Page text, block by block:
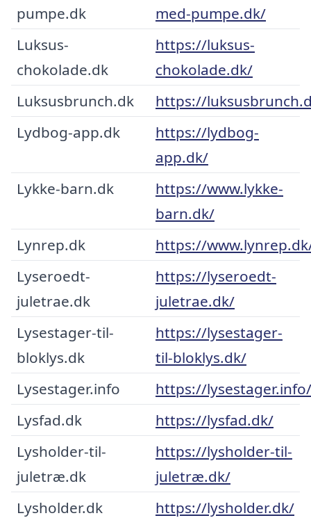
pumpe.dk
med-pumpe.dk/
Luksus-
chokolade.dk
https://luksus-
chokolade.dk/
Luksusbrunch.dk
https://
Lydbog-app.dk
https://lydbog-
app.dk/
Lykke-barn.dk
https://www.lykke-
barn.dk/
Lynrep.dk
https://
Lyseroedt-
juletrae.dk
https://lyseroedt-
juletrae.dk/
Lysestager-til-
bloklys.dk
https://lysestager-
til-bloklys.dk/
Lysestager.info
https://lysestager.info/
Lysfad.dk
https://lysfad.dk/
Lysholder-til-
juletræ.dk
https://lysholder-til-
juletræ.dk/
Lysholder.dk
https://lysholder.dk/